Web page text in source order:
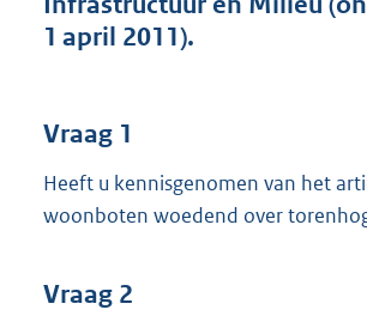
b
1 april 2011).
Vraag 1
Heeft u kennisgenomen van het
woonboten woedend over
Vraag 2